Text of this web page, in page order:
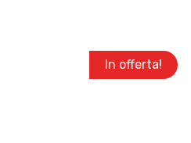
In offerta!